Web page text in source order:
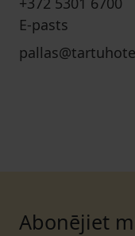
E-pasts
Abonējiet